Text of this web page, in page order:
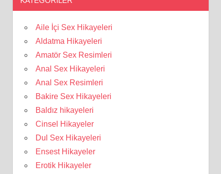
Aile İçi Sex Hikayeleri
Aldatma Hikayeleri
Amatör Sex Resimleri
Anal Sex Hikayeleri
Anal Sex Resimleri
Bakire Sex Hikayeleri
Baldız hikayeleri
Cinsel Hikayeler
Dul Sex Hikayeleri
Ensest Hikayeler
Erotik Hikayeler